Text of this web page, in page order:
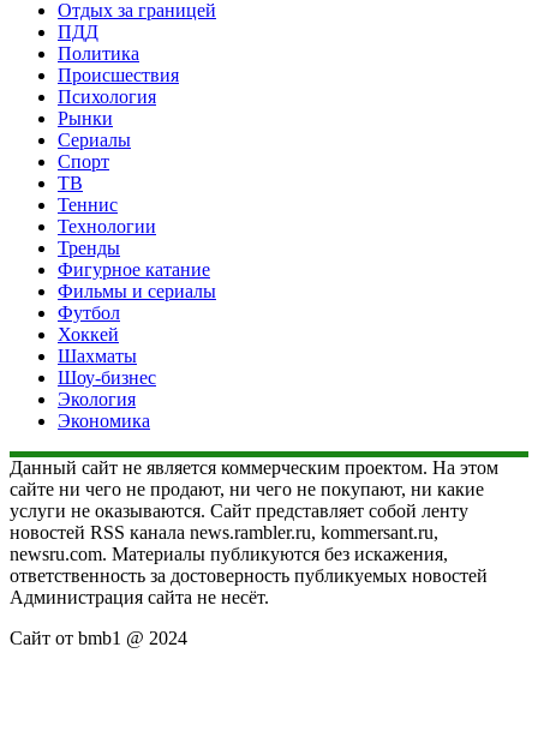
Отдых за границей
ПДД
Политика
Происшествия
Психология
Рынки
Сериалы
Спорт
ТВ
Теннис
Технологии
Тренды
Фигурное катание
Фильмы и сериалы
Футбол
Хоккей
Шахматы
Шоу-бизнес
Экология
Экономика
Данный сайт не является коммерческим проектом. На этом
сайте ни чего не продают, ни чего не покупают, ни какие
услуги не оказываются. Сайт представляет собой ленту
новостей RSS канала news.rambler.ru, kommersant.ru,
newsru.com. Материалы публикуются без искажения,
ответственность за достоверность публикуемых новостей
Администрация сайта не несёт.
Сайт от bmb1 @ 2024